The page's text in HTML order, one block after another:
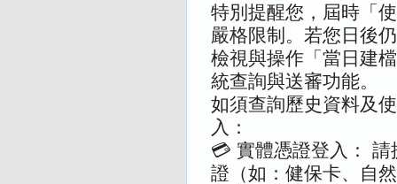
特別提醒您，屆時「
嚴格限制。若您日後
檢視與操作「當日建
統查詢與送審功能。
如須查詢歷史資料及
入：
💳 實體憑證登入：
證（如：健保卡、自